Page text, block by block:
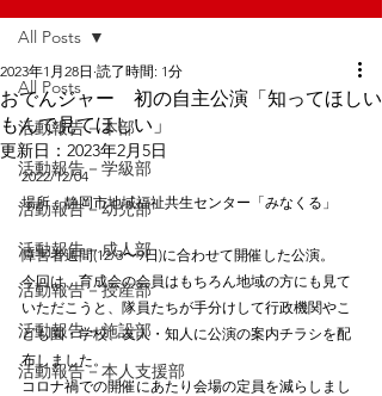
All Posts
活動報告－本部
活動報告－学級部
活動報告－幼児部
活動報告－成人部
活動報告－授産部
活動報告－施設部
活動報告－本人支援部
All Posts
おでんジャー 初の自主公演「知ってほしい
もんで見てほしい」
2023年1月28日 読了時間: 1分
更新日： 2023年2月5日
2022/12/04
場所：静岡市地域福祉共生センター「みなくる」
障害者週間(12/3〜9日)に合わせて開催した公演。
今回は、育成会の会員はもちろん地域の方にも見て
いただこうと、隊員たちが手分けして行政機関やこ
ども園・学校、友人・知人に公演の案内チラシを配
布しました。
コロナ禍での開催にあたり会場の定員を減らしまし